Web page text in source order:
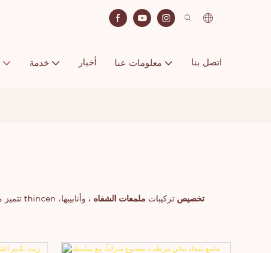
خدمة أخبار معلومات عنا اتصل بنا
تتميز ملمعات الشفاه عادةً بلمعانها وترطيبها، وقد تكون لامعة، أو كريمية، أو ذات تأثير تكبير الشفاه، أو ذات تأثير معدني، بالإضافة إلى اللمعة. يدعم موقع thincen تخصيص تركيبات ملمعات الشفاه ، وأنابيبها،